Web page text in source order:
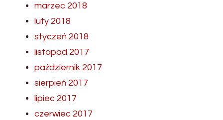
marzec 2018
luty 2018
styczeń 2018
listopad 2017
październik 2017
sierpień 2017
lipiec 2017
czerwiec 2017